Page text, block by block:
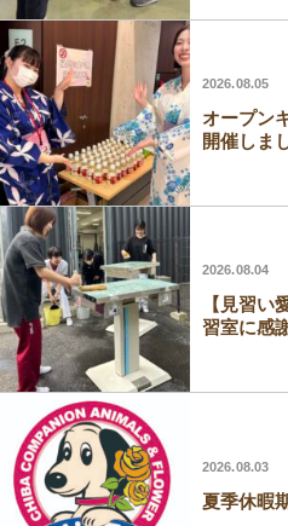
2026.08.05
オープ
開催しま
2026.08.04
【見習い
習室に感
2026.08.03
夏季休暇